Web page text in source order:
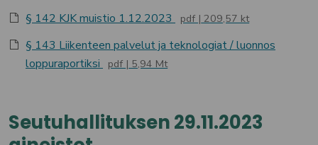
§ 142 KJK muistio 1.12.2023 pdf 209,57 kt
§ 143 Liikenteen palvelut ja teknologiat / luonnos
loppuraportiksi
pdf 5,94 Mt
Seutuhallituksen 29.11.2023